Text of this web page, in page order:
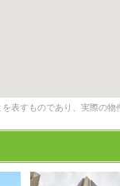
表すものであり、実際の物